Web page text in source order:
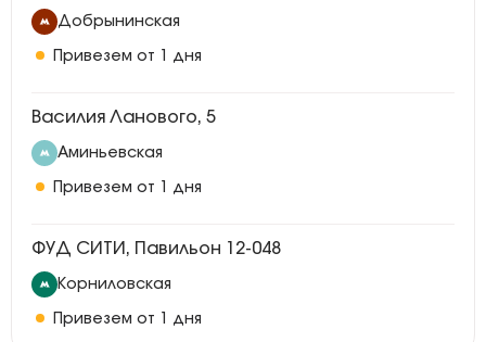
Добрынинская
Привезем от 1 дня
Василия Ланового, 5
Аминьевская
Привезем от 1 дня
ФУД СИТИ, Павильон 12-048
Корниловская
Привезем от 1 дня